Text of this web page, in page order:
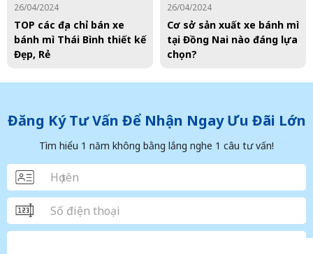
26/04/2024
TOP các địa chỉ bán xe
bánh mì Thái Bình thiết kế
Đẹp, Rẻ
26/04/2024
Cơ sở sản xuất xe bánh mì
tại Đồng Nai nào đáng lựa
chọn?
Đăng Ký Tư Vấn Để Nhận Ngay Ưu Đãi Lớn
Tìm hiểu 1 năm không bằng lắng nghe 1 câu tư vấn!